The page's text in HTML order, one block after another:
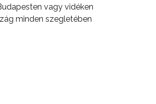
vagy vidéken
minden szegletében